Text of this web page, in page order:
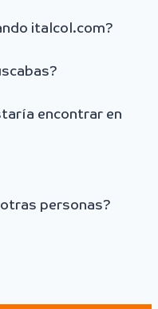
italcol.com?
encontrar en
personas?